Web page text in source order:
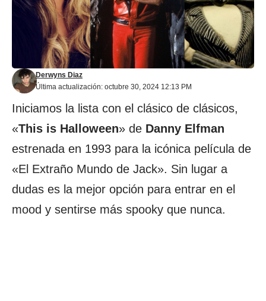
Última actualización: octubre 30, 2024 12:13 PM
Derwyns Diaz
Iniciamos la lista con el clásico de clásicos,
«This is Halloween» de Danny Elfman
estrenada en 1993 para la icónica película de
«El Extraño Mundo de Jack». Sin lugar a
dudas es la mejor opción para entrar en el
mood y sentirse más spooky que nunca.